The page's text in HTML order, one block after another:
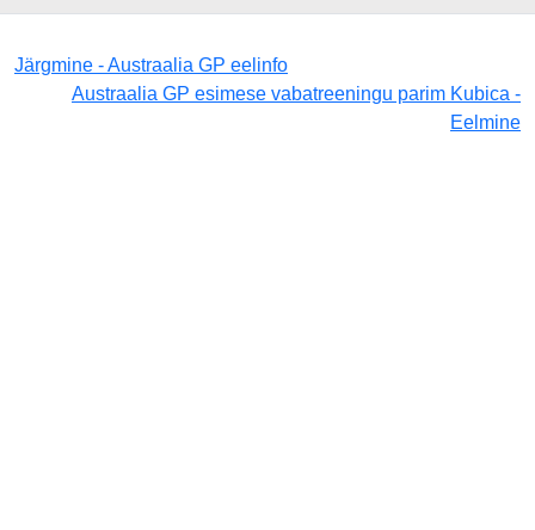
Järgmine - Austraalia GP eelinfo
Austraalia GP esimese vabatreeningu parim Kubica -
Eelmine